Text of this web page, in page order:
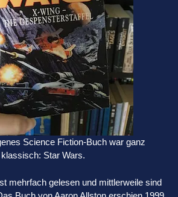
Science Fiction-Buch war ganz
klassisch: Star Wars.
mehrfach gelesen und mittlerweile sind